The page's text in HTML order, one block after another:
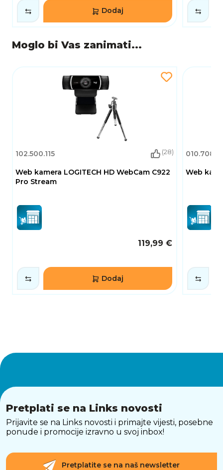
Dodaj
Moglo bi Vas zanimati...
102.500.115 (28)
Web kamera LOGITECH HD WebCam C922
Pro Stream
119,99 €
Dodaj
Web
Pretplati se na Links novosti
Prijavite se na Links novosti i primajte vijesti, posebne
ponude i promocije izravno u svoj inbox!
Pretplatite se na naš newsletter